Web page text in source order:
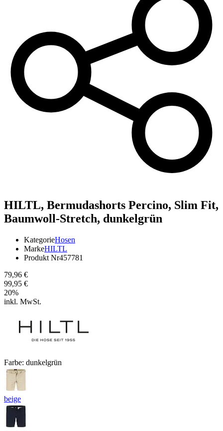
HILTL, Bermudashorts Percino, Slim Fit,
Baumwoll-Stretch, dunkelgrün
KategorieHosen
MarkeHILTL
Produkt Nr457781
79,96 €
99,95 €
20%
inkl. MwSt.
Farbe: dunkelgrün
beige